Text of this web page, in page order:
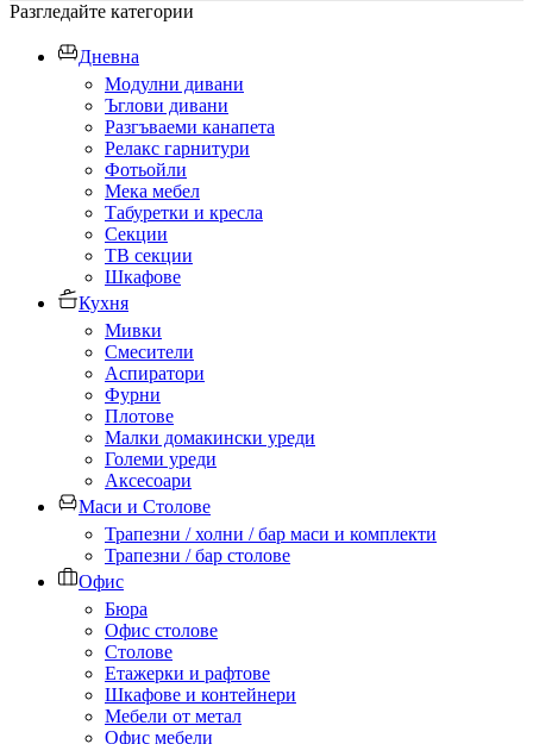
Разгледайте категории
Дневна
Модулни дивани
Ъглови дивани
Разгъваеми канапета
Релакс гарнитури
Фотьойли
Мека мебел
Табуретки и кресла
Секции
ТВ секции
Шкафове
Кухня
Мивки
Смесители
Аспиратори
Фурни
Плотове
Малки домакински уреди
Големи уреди
Аксесоари
Маси и Столове
Трапезни / холни / бар маси и комплекти
Трапезни / бар столове
Офис
Бюра
Офис столове
Столове
Етажерки и рафтове
Шкафове и контейнери
Мебели от метал
Офис мебели